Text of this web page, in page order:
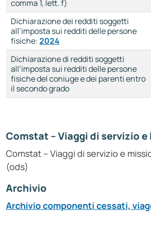
comma 1, lett. f)
Dichiarazione dei redditi soggetti
all’imposta sui redditi delle persone
fisiche:2024
Dichiarazione di redditi soggetti
all’imposta sui redditi delle persone
fisiche del coniuge e dei parenti entro
il secondo grado
Comstat – Viaggi di servizio
Comstat – Viaggi di servizio e
(ods)
Archivio
Archivio componenti cessati,